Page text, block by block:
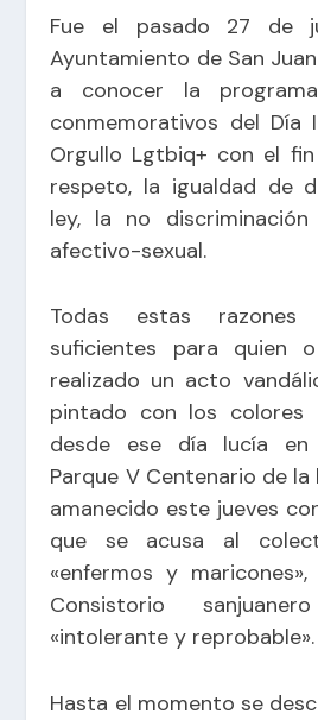
Fue el pasado 27 de
Ayuntamiento de San
a conocer la
conmemorativos del Día
Orgullo Lgtbiq+ con el
respeto, la igualdad de
ley, la no
afectivo-sexual.
Todas estas
suficientes para quien
realizado un acto
pintado con los colores
desde ese día lucía
Parque V Centenario de la
amanecido este jueves
que se acusa al
«enfermos y
Consistorio
«intolerante y reprobable».
Hasta el momento se